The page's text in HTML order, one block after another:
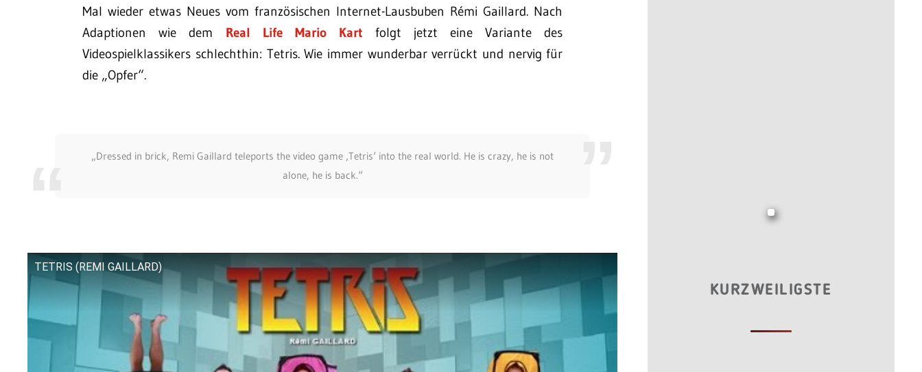
Mal wieder etwas Neues vom französischen Internet-Lausbuben Rémi Gaillard. Nach
Adaptionen wie dem Real Life Mario Kart folgt jetzt eine Variante des
Videospielklassikers schlechthin: Tetris. Wie immer wunderbar verrückt und nervig für
die „Opfer“.
„Dressed in brick, Remi Gaillard teleports the video game ‚Tetris‘ into the real world. He is crazy, he is not
alone, he is back.“
TETRIS (REMI GAILLARD)
KURZWEILIGSTE